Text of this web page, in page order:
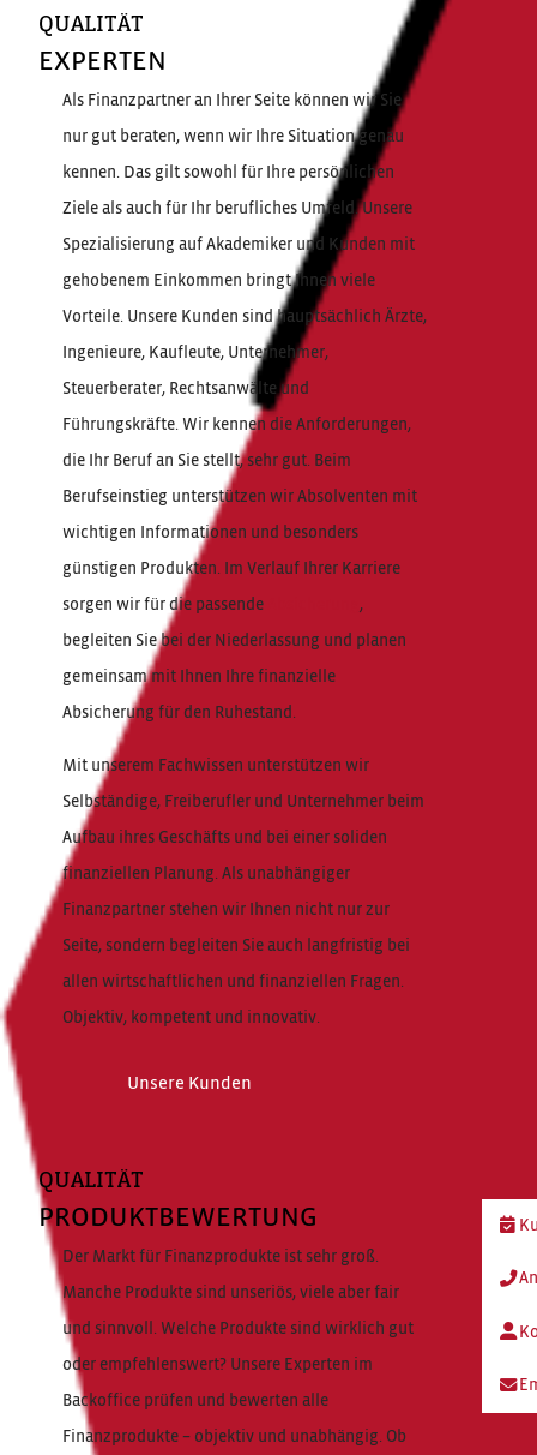
QUALITÄT
EXPERTEN
Als Finanzpartner an Ihrer Seite können wir Sie
nur gut beraten, wenn wir Ihre Situation genau
kennen. Das gilt sowohl für Ihre persönlichen
Ziele als auch für Ihr berufliches Umfeld. Unsere
Spezialisierung auf Akademiker und Kunden mit
gehobenem Einkommen bringt Ihnen viele
Vorteile. Unsere Kunden sind hauptsächlich Ärzte,
Ingenieure, Kaufleute, Unternehmer,
Steuerberater, Rechtsanwälte und
Führungskräfte. Wir kennen die Anforderungen,
die Ihr Beruf an Sie stellt, sehr gut. Beim
Berufseinstieg unterstützen wir Absolventen mit
wichtigen Informationen und besonders
günstigen Produkten. Im Verlauf Ihrer Karriere
sorgen wir für die passende ,
begleiten Sie bei der Niederlassung und planen
gemeinsam mit Ihnen Ihre finanzielle
Absicherung für den Ruhestand.
Mit unserem Fachwissen unterstützen wir
Selbständige, Freiberufler und Unternehmer beim
Aufbau ihres Geschäfts und bei einer soliden
finanziellen Planung. Als unabhängiger
Finanzpartner stehen wir Ihnen nicht nur zur
Seite, sondern begleiten Sie auch langfristig bei
allen wirtschaftlichen und finanziellen Fragen.
Objektiv, kompetent und innovativ.
Unsere Kunden
QUALITÄT
PRODUKTBEWERTUNG
Der Markt für Finanzprodukte ist sehr groß.
Manche Produkte sind unseriös, viele aber fair
und sinnvoll. Welche Produkte sind wirklich gut
oder empfehlenswert? Unsere Experten im
Backoffice prüfen und bewerten alle
Finanzprodukte – objektiv und unabhängig. Ob